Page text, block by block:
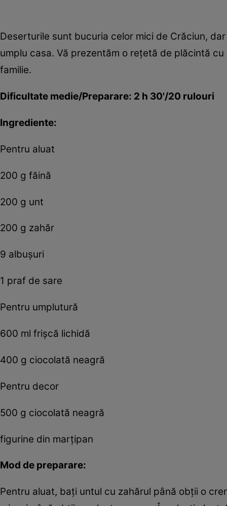
Deserturile sunt bucuria celor mici de Crăciun,
umplu casa. Vă prezentăm o reţetă de plăcintă
familie.
Dificultate medie/Preparare: 2 h 30'/20 rulouri
Ingrediente:
Pentru aluat
200 g făină
200 g unt
200 g zahăr
9 albuşuri
1 praf de sare
Pentru umplutură
600 ml frişcă lichidă
400 g ciocolată neagră
Pentru decor
500 g ciocolată neagră
figurine din marţipan
Mod de preparare:
Pentru aluat, baţi untul cu zahărul până obţii o